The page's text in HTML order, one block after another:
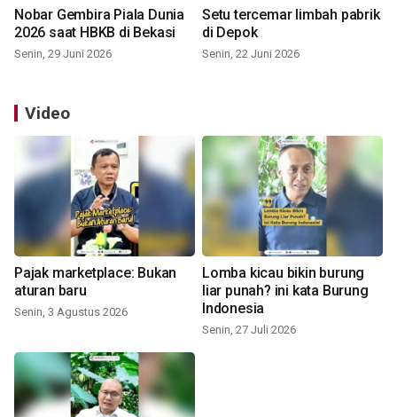
Nobar Gembira Piala Dunia
2026 saat HBKB di Bekasi
Senin, 29 Juni 2026
Setu tercemar limbah pabrik
di Depok
Senin, 22 Juni 2026
Video
Pajak marketplace: Bukan
aturan baru
Senin, 3 Agustus 2026
Lomba kicau bikin burung
liar punah? ini kata Burung
Indonesia
Senin, 27 Juli 2026